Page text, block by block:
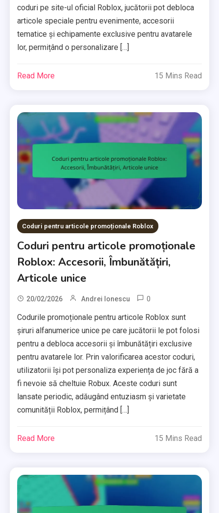
coduri pe site-ul oficial Roblox, jucătorii pot debloca
articole speciale pentru evenimente, accesorii
tematice și echipamente exclusive pentru avatarele
lor, permițând o personalizare […]
Read More 15 Mins Read
Coduri pentru articole promoționale Roblox
Coduri pentru articole promoționale
Roblox: Accesorii, Îmbunătățiri,
Articole unice
20/02/2026 Andrei Ionescu 0
Codurile promoționale pentru articole Roblox sunt
șiruri alfanumerice unice pe care jucătorii le pot folosi
pentru a debloca accesorii și îmbunătățiri exclusive
pentru avatarele lor. Prin valorificarea acestor coduri,
utilizatorii își pot personaliza experiența de joc fără a
fi nevoie să cheltuie Robux. Aceste coduri sunt
lansate periodic, adăugând entuziasm și varietate
comunității Roblox, permițând […]
Read More 15 Mins Read